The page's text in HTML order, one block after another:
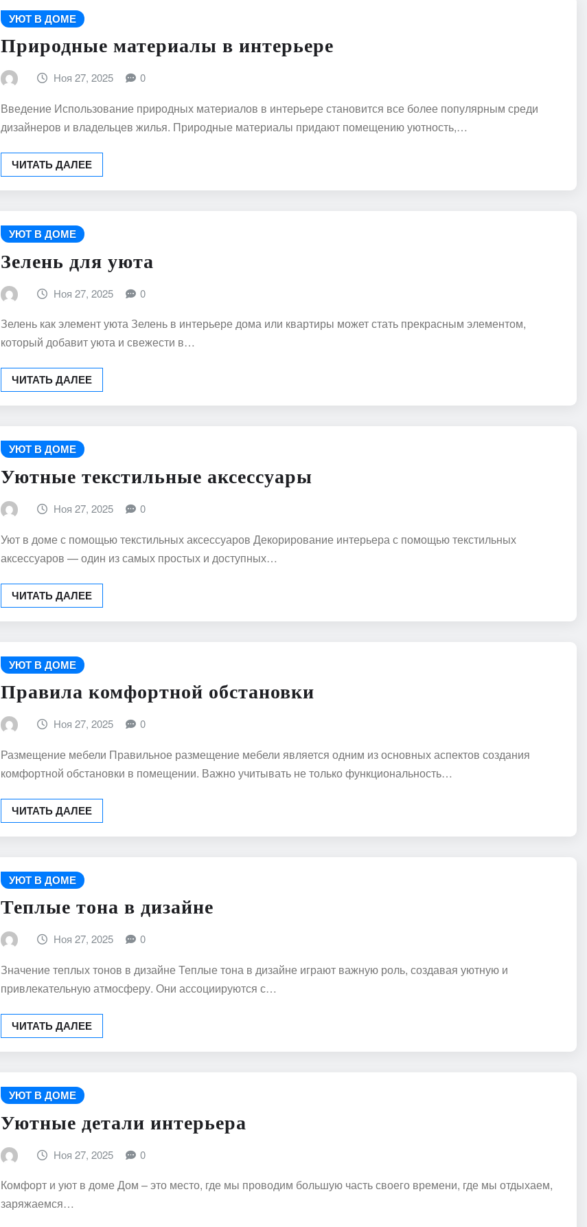
УЮТ В ДОМЕ
Природные материалы в интерьере
Ноя 27, 2025 0
Введение Использование природных материалов в интерьере становится все более популярным среди
дизайнеров и владельцев жилья. Природные материалы придают помещению уютность,…
ЧИТАТЬ ДАЛЕЕ
УЮТ В ДОМЕ
Зелень для уюта
Ноя 27, 2025 0
Зелень как элемент уюта Зелень в интерьере дома или квартиры может стать прекрасным элементом,
который добавит уюта и свежести в…
ЧИТАТЬ ДАЛЕЕ
УЮТ В ДОМЕ
Уютные текстильные аксессуары
Ноя 27, 2025 0
Уют в доме с помощью текстильных аксессуаров Декорирование интерьера с помощью текстильных
аксессуаров — один из самых простых и доступных…
ЧИТАТЬ ДАЛЕЕ
УЮТ В ДОМЕ
Правила комфортной обстановки
Ноя 27, 2025 0
Размещение мебели Правильное размещение мебели является одним из основных аспектов создания
комфортной обстановки в помещении. Важно учитывать не только функциональность…
ЧИТАТЬ ДАЛЕЕ
УЮТ В ДОМЕ
Теплые тона в дизайне
Ноя 27, 2025 0
Значение теплых тонов в дизайне Теплые тона в дизайне играют важную роль, создавая уютную и
привлекательную атмосферу. Они ассоциируются с…
ЧИТАТЬ ДАЛЕЕ
УЮТ В ДОМЕ
Уютные детали интерьера
Ноя 27, 2025 0
Комфорт и уют в доме Дом – это место, где мы проводим большую часть своего времени, где мы отдыхаем,
заряжаемся…